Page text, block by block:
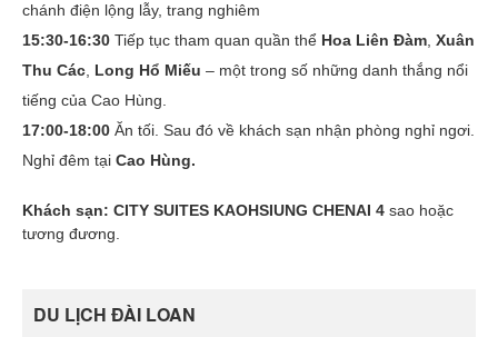
chánh điện lộng lẫy, trang nghiêm
15:30-16:30 Tiếp tục tham quan quần thể Hoa Liên Đàm, Xuân
Thu Các, Long Hổ Miếu – một trong số những danh thắng nổi
tiếng của Cao Hùng.
17:00-18:00 Ăn tối. Sau đó về khách sạn nhận phòng nghỉ ngơi.
Nghỉ đêm tại Cao Hùng.
Khách sạn: CITY SUITES KAOHSIUNG CHENAI 4 sao hoặc
tương đương.
DU LỊCH ĐÀI LOAN